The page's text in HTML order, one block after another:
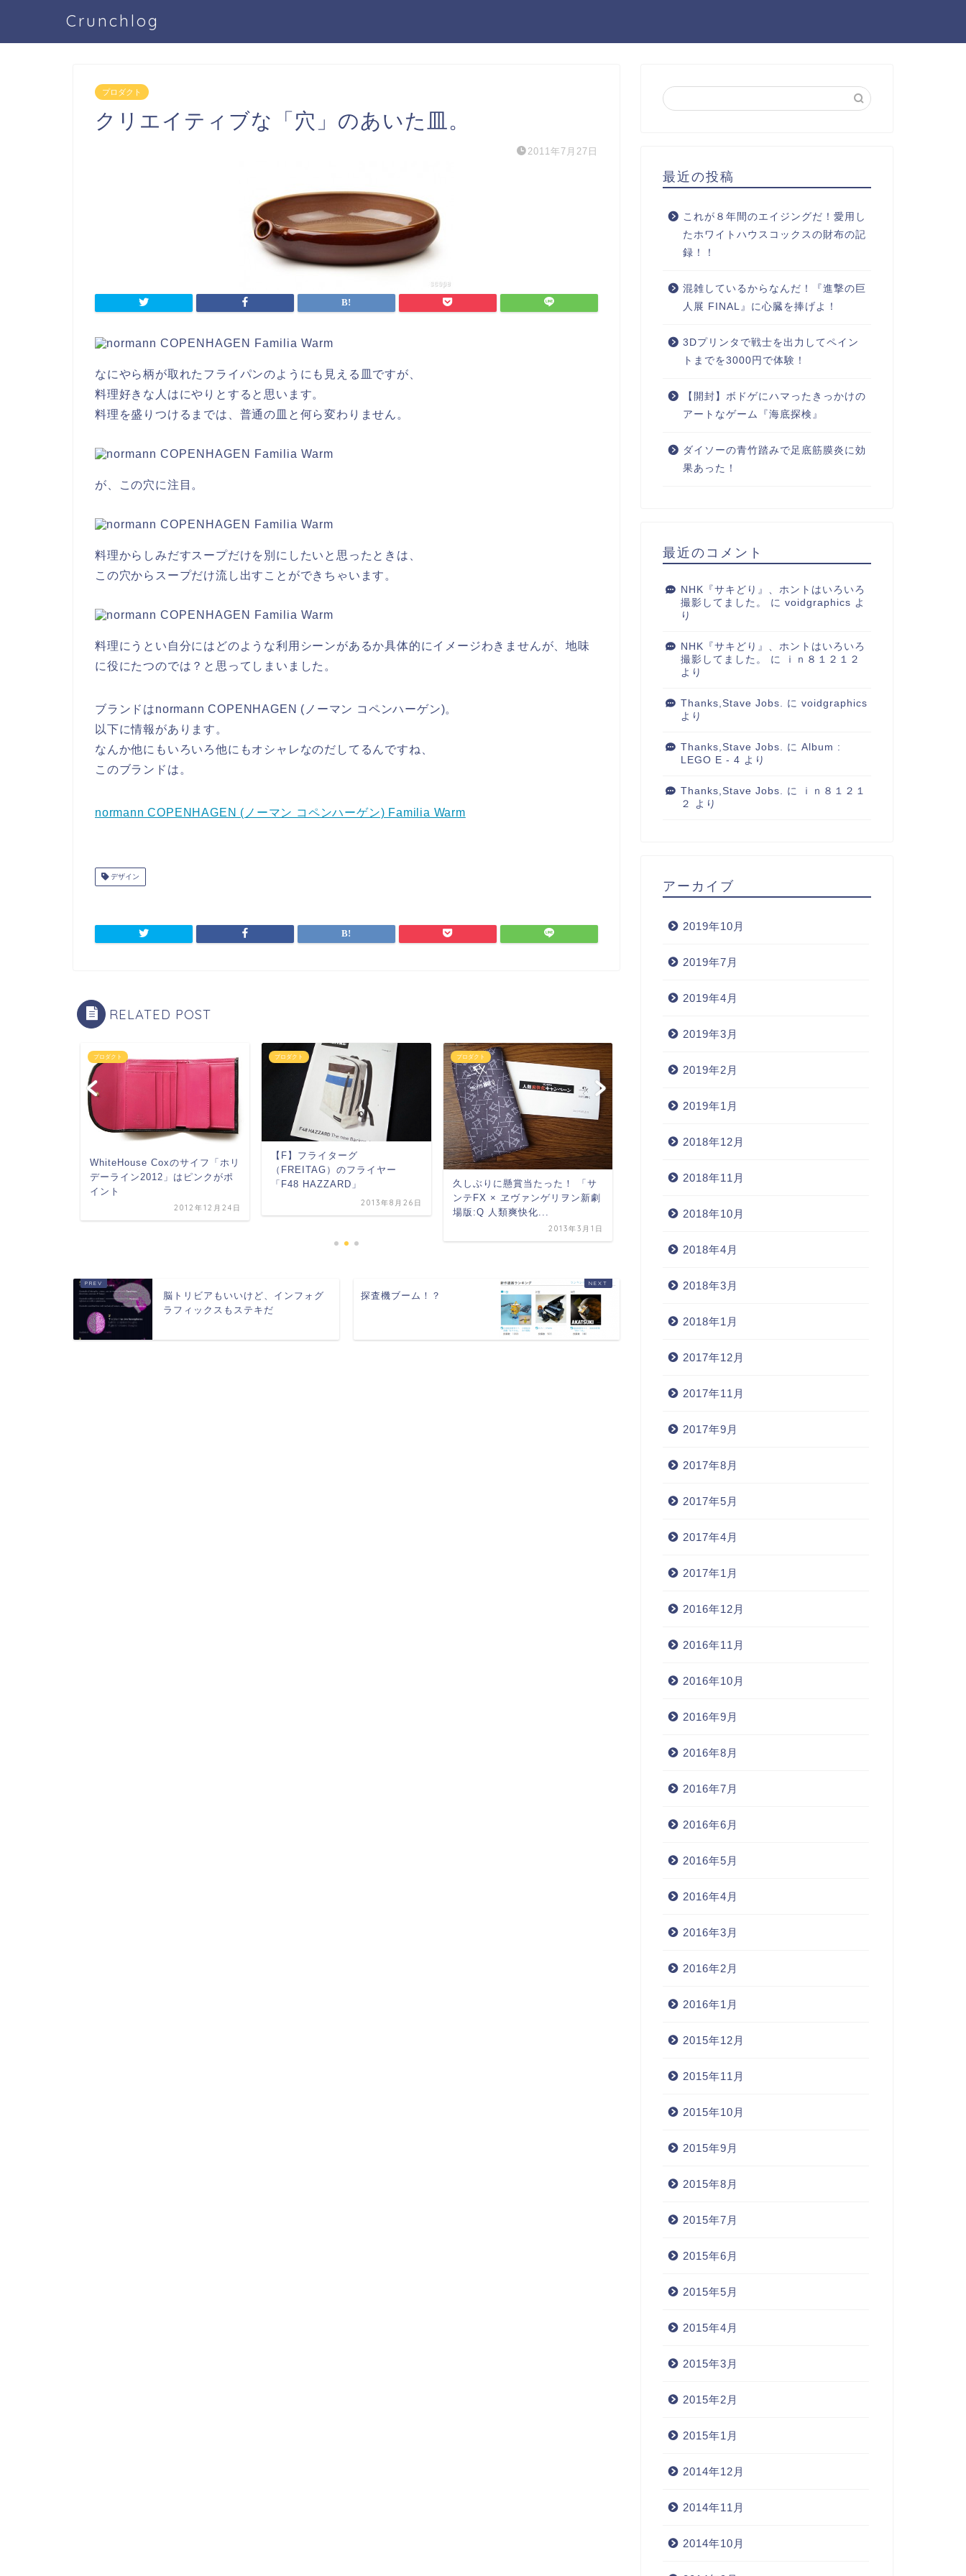
Crunchlog
プロダクト
クリエイティブな「穴」のあいた皿。
2011年7月27日
なにやら柄が取れたフライパンのようにも見える皿ですが、
料理好きな人はにやりとすると思います。
料理を盛りつけるまでは、普通の皿と何ら変わりません。
が、この穴に注目。
料理からしみだすスープだけを別にしたいと思ったときは、
この穴からスープだけ流し出すことができちゃいます。
料理にうとい自分にはどのような利用シーンがあるか具体的にイメージわきませんが、地味
に役にたつのでは？と思ってしまいました。
ブランドはnormann COPENHAGEN (ノーマン コペンハーゲン)。
以下に情報があります。
なんか他にもいろいろ他にもオシャレなのだしてるんですね、
このブランドは。
normann COPENHAGEN (ノーマン コペンハーゲン) Familia Warm
デザイン
RELATED POST
プロダクト
WhiteHouse Coxのサイフ「ホリ
デーライン2012」はピンクがポ
イント
2012年12月24日
プロダクト
【F】フライターグ
（FREITAG）のフライヤー
「F48 HAZZARD」
2013年8月26日
プロダクト
久しぶりに懸賞当たった！ 「サ
ンテFX × ヱヴァンゲリヲン新劇
場版:Q 人類爽快化...
2013年3月1日
デーライン2012」はピンクがポ
2012年12月24日
脳トリビアもいいけど、インフォグ
ラフィックスもステキだ
探査機ブーム！？
最近の投稿
これが８年間のエイジングだ！愛用し
たホワイトハウスコックスの財布の記
録！！
混雑しているからなんだ！『進撃の巨
人展 FINAL』に心臓を捧げよ！
3Dプリンタで戦士を出力してペイン
トまでを3000円で体験！
【開封】ボドゲにハマったきっかけの
アートなゲーム『海底探検』
ダイソーの青竹踏みで足底筋膜炎に効
果あった！
最近のコメント
NHK『サキどり』、ホントはいろいろ
撮影してました。
に voidgraphics よ
り
NHK『サキどり』、ホントはいろいろ
撮影してました。
に
ｉｎ８１２１２
より
Thanks,Stave Jobs. に voidgraphics
より
Thanks,Stave Jobs. に Album :
LEGO E - 4 より
Thanks,Stave Jobs. に
ｉｎ８１２１
２
より
アーカイブ
2019年10月
2019年7月
2019年4月
2019年3月
2019年2月
2019年1月
2018年12月
2018年11月
2018年10月
2018年4月
2018年3月
2018年1月
2017年12月
2017年11月
2017年9月
2017年8月
2017年5月
2017年4月
2017年1月
2016年12月
2016年11月
2016年10月
2016年9月
2016年8月
2016年7月
2016年6月
2016年5月
2016年4月
2016年3月
2016年2月
2016年1月
2015年12月
2015年11月
2015年10月
2015年9月
2015年8月
2015年7月
2015年6月
2015年5月
2015年4月
2015年3月
2015年2月
2015年1月
2014年12月
2014年11月
2014年10月